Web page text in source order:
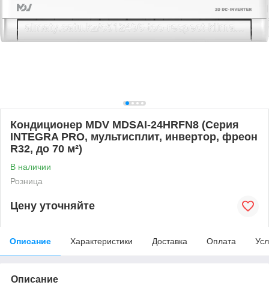
Кондиционер MDV MDSAI-24HRFN8 (Серия
INTEGRA PRO, мультисплит, инвертор, фреон
R32, до 70 м²)
В наличии
Розница
Цену уточняйте
Описание Характеристики Доставка Оплата
Описание